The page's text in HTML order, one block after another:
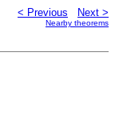
< Previous Next >
Nearby theorems